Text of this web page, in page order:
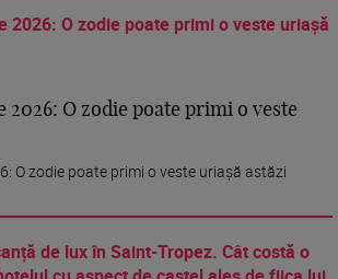
2026: O zodie poate primi o veste
O zodie poate primi o veste uriașă astăzi